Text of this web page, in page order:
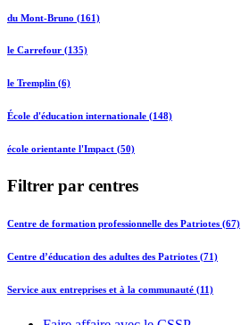
du Mont-Bruno (161)
le Carrefour (135)
le Tremplin (6)
École d'éducation internationale (148)
école orientante l'Impact (50)
Filtrer par centres
Centre de formation professionnelle des Patriotes (67)
Centre d’éducation des adultes des Patriotes (71)
Service aux entreprises et à la communauté (11)